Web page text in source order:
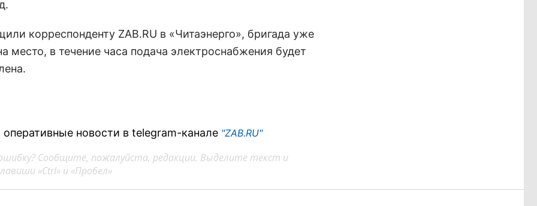
корреспонденту ZAB.RU в «Читаэнерго», бригада уже
место, в течение часа подача электроснабжения будет
новости в telegram-канале "ZAB.RU"
Сообщите, пожалуйста, редакции. Выделите текст и
«Ctrl» и «Пробел»